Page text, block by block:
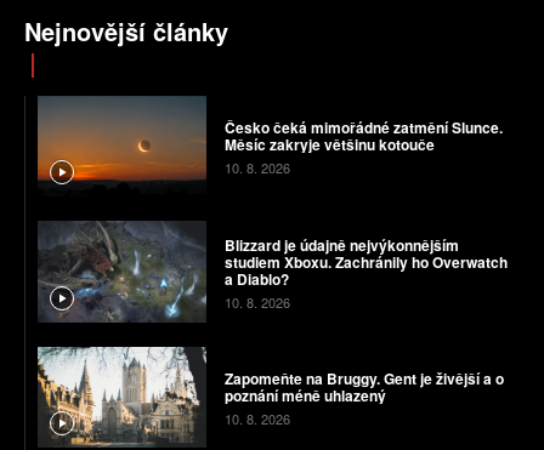
Nejnovější články
Česko čeká mimořádné zatmění Slunce.
Měsíc zakryje většinu kotouče
10. 8. 2026
Blizzard je údajně nejvýkonnějším
studiem Xboxu. Zachránily ho Overwatch
a Diablo?
10. 8. 2026
Zapomeňte na Bruggy. Gent je živější a o
poznání méně uhlazený
10. 8. 2026